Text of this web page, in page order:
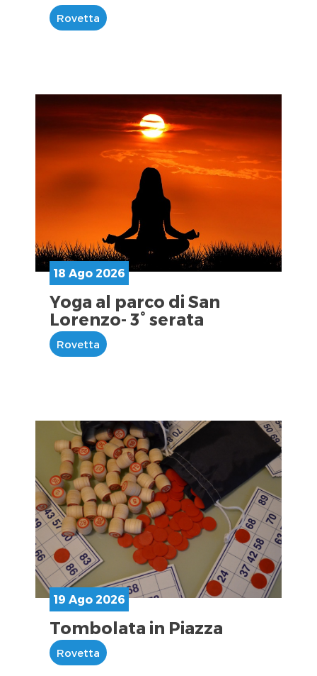
Rovetta
18 Ago 2026
Yoga al parco di San
Lorenzo- 3° serata
Rovetta
19 Ago 2026
Tombolata in Piazza
Rovetta